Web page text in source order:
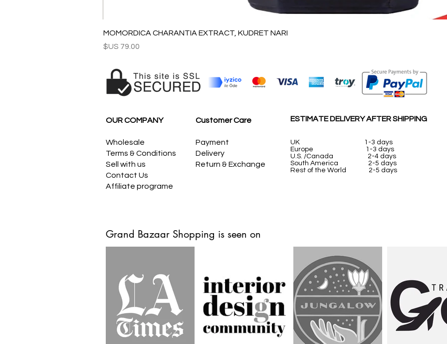
MOMORDICA CHARANTIA EXTRACT, KUDRET NARI
السعر
OUR COMPANY
Wholesale
Terms & Conditions
Sell with us
Contact Us
Affiliate programe
Customer Care
Payment
Delivery
Return & Exchange
ESTIMATE DELIVERY AFTER SHIPPING
UK
1-3 days
Europe 1-3 days
U.S. /Canada 2-4 days
South America 2-5 days
Rest of the World 2-5 days
Grand Bazaar Shopping is seen on